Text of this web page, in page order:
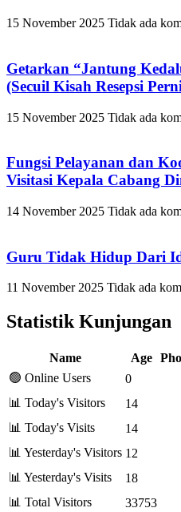
15 November 2025 Tidak ada
Getarkan “Jantung
(Secuil Kisah Resepsi
15 November 2025 Tidak ada
Fungsi Pelayanan dan
Visitasi Kepala Cabang
14 November 2025 Tidak ada
Guru Tidak Hidup Dari
11 November 2025 Tidak ada
Statistik Kunjungan
Name Age
🟢 Online Users
0
📊 Today's Visitors
14
📊 Today's Visits
14
📊 Yesterday's Visitors 12
📊 Yesterday's Visits
18
📊 Total Visitors
33753